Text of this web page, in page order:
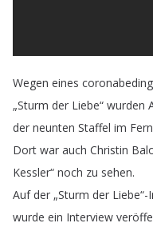
Wegen eines
„Sturm der Liebe“ wurden
der neunten Staffel im
Dort war auch Christin
Kessler“ noch zu sehen.
Auf der „Sturm der Liebe“-
wurde ein Interview